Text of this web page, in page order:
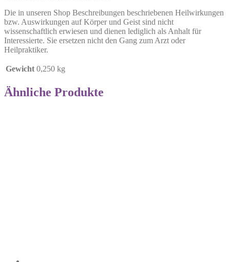
Die in unseren Shop Beschreibungen beschriebenen Heilwirkungen
bzw. Auswirkungen auf Körper und Geist sind nicht
wissenschaftlich erwiesen und dienen lediglich als Anhalt für
Interessierte. Sie ersetzen nicht den Gang zum Arzt oder
Heilpraktiker.
Gewicht 0,250 kg
Ähnliche Produkte